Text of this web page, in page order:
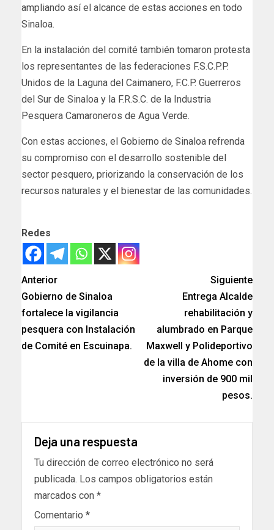
ampliando así el alcance de estas acciones en todo
Sinaloa.
En la instalación del comité también tomaron protesta
los representantes de las federaciones F.S.C.P.P.
Unidos de la Laguna del Caimanero, F.C.P. Guerreros
del Sur de Sinaloa y la F.R.S.C. de la Industria
Pesquera Camaroneros de Agua Verde.
Con estas acciones, el Gobierno de Sinaloa refrenda
su compromiso con el desarrollo sostenible del
sector pesquero, priorizando la conservación de los
recursos naturales y el bienestar de las comunidades.
Redes
Anterior
Gobierno de Sinaloa
fortalece la vigilancia
pesquera con Instalación
de Comité en Escuinapa.
Siguiente
Entrega Alcalde
rehabilitación y
alumbrado en Parque
Maxwell y Polideportivo
de la villa de Ahome con
inversión de 900 mil
pesos.
Deja una respuesta
Tu dirección de correo electrónico no será
publicada. Los campos obligatorios están
marcados con *
Comentario *